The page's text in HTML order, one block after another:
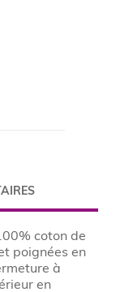
coton de
poignées en
à
en